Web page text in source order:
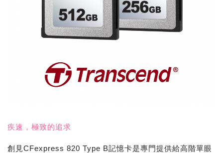
疾速，極致的追求
創見CFexpress 820 Type B記憶卡是專門提供給高階單眼